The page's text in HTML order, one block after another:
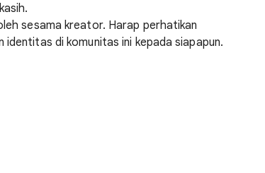
sesama kreator. Harap perhatikan
identitas di komunitas ini kepada siapapun.